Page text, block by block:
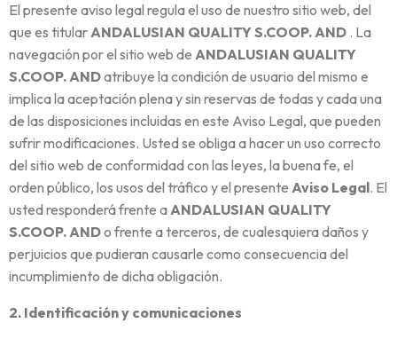
El presente aviso legal regula el uso de nuestro sitio web, del
que es titularANDALUSIAN QUALITY S.COOP. AND . La
navegación por el sitio web de ANDALUSIAN QUALITY
S.COOP. ANDatribuye la condición de usuario del mismo e
implica la aceptación plena y sin reservas de todas y cada una
de las disposiciones incluidas en este Aviso Legal, que pueden
sufrir modificaciones. Usted se obliga a hacer un uso correcto
del sitio web de conformidad con las leyes, la buena fe, el
orden público, los usos del tráfico y el presente Aviso Legal. El
usted responderá frente aANDALUSIAN QUALITY
S.COOP. ANDo frente a terceros, de cualesquiera daños y
perjuicios que pudieran causarle como consecuencia del
incumplimiento de dicha obligación.
2. Identificación y comunicaciones